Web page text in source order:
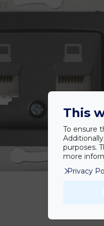
This
To ensure
purposes.
more
Privacy